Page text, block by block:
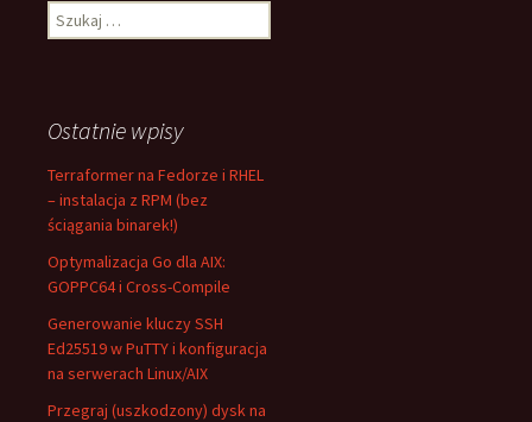
Szukaj:
Ostatnie wpisy
Terraformer na Fedorze i RHEL
– instalacja z RPM (bez
ściągania binarek!)
Optymalizacja Go dla AIX:
GOPPC64 i Cross-Compile
Generowanie kluczy SSH
Ed25519 w PuTTY i konfiguracja
na serwerach Linux/AIX
Przegraj (uszkodzony) dysk na